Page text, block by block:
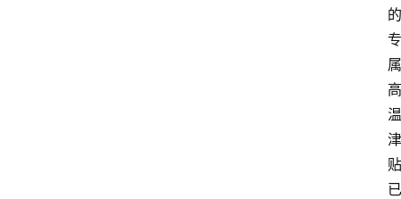
的
专
属
高
温
津
贴
已